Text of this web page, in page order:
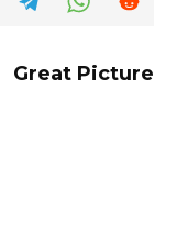
Great Picture